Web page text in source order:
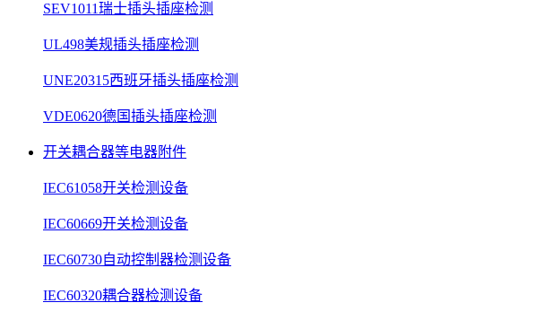
SEV1011瑞士插头插座检测
UL498美规插头插座检测
UNE20315西班牙插头插座检测
VDE0620德国插头插座检测
开关耦合器等电器附件
IEC61058开关检测设备
IEC60669开关检测设备
IEC60730自动控制器检测设备
IEC60320耦合器检测设备